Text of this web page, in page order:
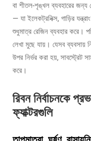
বা শীতল-শৃঙ্খল ব্যবহারের
— যা ইলেকট্রনিক্স, গাড়ির
শুধুমাত্র রেজিন ব্যবহার করে।
লেখা মুছে যায়। যেসব ব্যবসায়
উপর নির্ভর করা হয়, সাবস্ট্রেট
করে।
রিবন নির্বাচনকে
ফ্যাক্টরগুলি